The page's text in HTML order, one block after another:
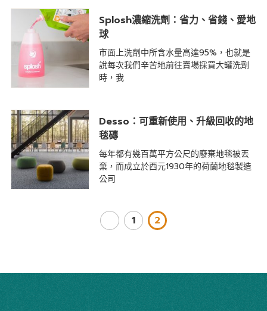
Splosh濃縮洗劑：省力、省錢、愛地
球
市面上洗劑中所含水量高達95%，也就是
說每次我們辛苦地前往賣場採買大罐洗劑
時，我
Desso：可重新使用、升級回收的地
毯磚
每年都有幾百萬平方公尺的廢棄地毯被丟
棄，而成立於西元1930年的荷蘭地毯製造
公司
1 2